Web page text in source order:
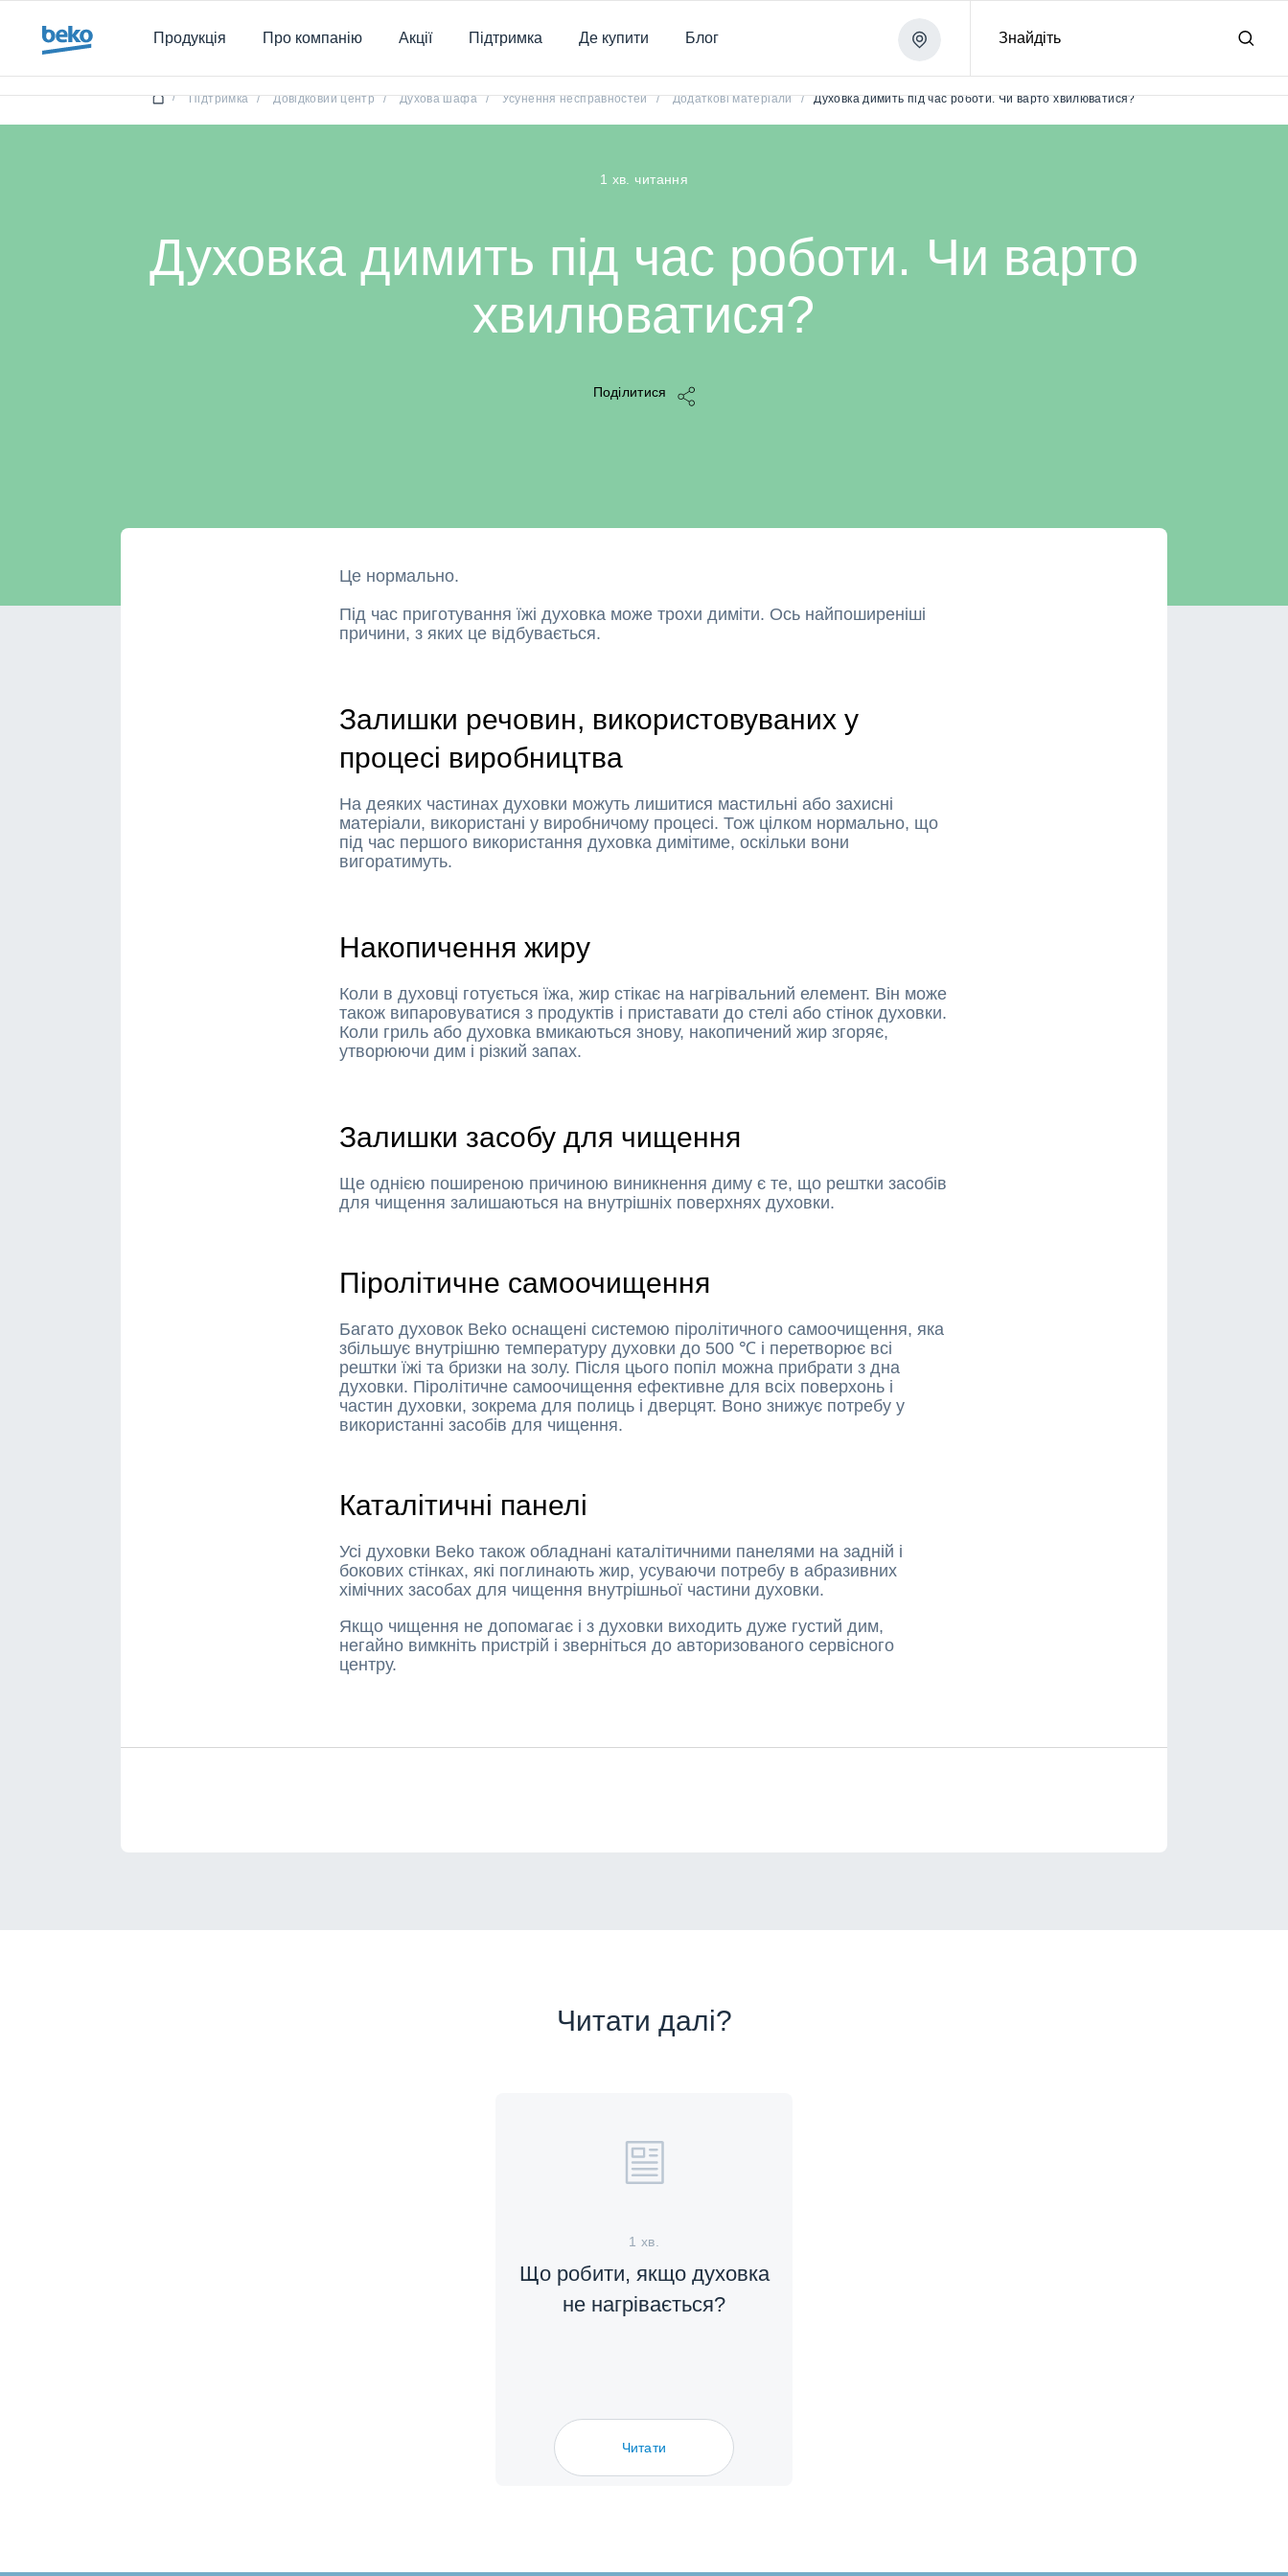
Продукція
Про компанію Акції Підтримка Де купити Блог Знайдіть
/ Підтримка / Довідковий центр / Духова шафа / Усунення несправностей / Додаткові матеріали / Духовка димить під час роботи. Чи варто хвилюватися?
1 хв. читання
Духовка димить під час роботи. Чи варто
хвилюватися?
Поділитися
Духовка димить під час роботи. Чи варто хвилюватися?
Це нормально.
Під час приготування їжі духовка може трохи диміти. Ось найпоширеніші
причини, з яких це відбувається.
Залишки речовин, використовуваних у
процесі виробництва
На деяких частинах духовки можуть лишитися мастильні або захисні
матеріали, використані у виробничому процесі. Тож цілком нормально, що
під час першого використання духовка димітиме, оскільки вони
вигоратимуть.
Накопичення жиру
Коли в духовці готується їжа, жир стікає на нагрівальний елемент. Він може
також випаровуватися з продуктів і приставати до стелі або стінок духовки.
Коли гриль або духовка вмикаються знову, накопичений жир згоряє,
утворюючи дим і різкий запах.
Залишки засобу для чищення
Ще однією поширеною причиною виникнення диму є те, що рештки засобів
для чищення залишаються на внутрішніх поверхнях духовки.
Піролітичне самоочищення
Багато духовок Beko оснащені системою піролітичного самоочищення, яка
збільшує внутрішню температуру духовки до 500 ℃ і перетворює всі
рештки їжі та бризки на золу. Після цього попіл можна прибрати з дна
духовки. Піролітичне самоочищення ефективне для всіх поверхонь і
частин духовки, зокрема для полиць і дверцят. Воно знижує потребу у
використанні засобів для чищення.
Каталітичні панелі
Усі духовки Beko також обладнані каталітичними панелями на задній і
бокових стінках, які поглинають жир, усуваючи потребу в абразивних
хімічних засобах для чищення внутрішньої частини духовки.
Якщо чищення не допомагає і з духовки виходить дуже густий дим,
негайно вимкніть пристрій і зверніться до авторизованого сервісного
центру.
Читати далі?
1 хв.
Що робити, якщо духовка
не нагрівається?
Читати